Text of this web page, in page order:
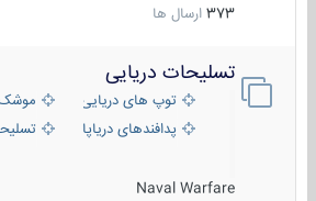
373 ارسال ها
تسلیحات دریایی
توپ های دریایی
پدافندهای دریاپایه
Naval Warfare